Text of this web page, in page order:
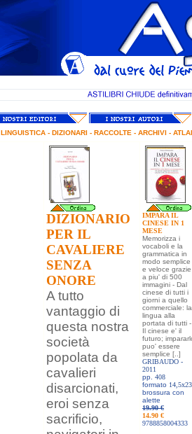
LINGUISTICA - DIZIONARI - RACCOLTE - ARCHIVI -
DIZIONARIO
PER IL
CAVALIERE
SENZA
ONORE
A tutto
vantaggio di
questa nostra
società
popolata da
cavalieri
disarcionati,
eroi senza
sacrificio,
IMPARA IL
CINESE IN 1
MESE
Memorizza i
vocaboli e la
grammatica in
modo semplice
e veloce grazie
a piu' di 500
immagini - Dal
cinese di tutti i
giorni a quello
commerciale: la
lingua alla
portata di tutti -
Il cinese e' il
futuro;
puo' essere
semplice [..]
GRIBAUDO -
2011
pp. 408
formato 14,5x23
brossura con
alette
19.90 €
14.90 €
9788858004333